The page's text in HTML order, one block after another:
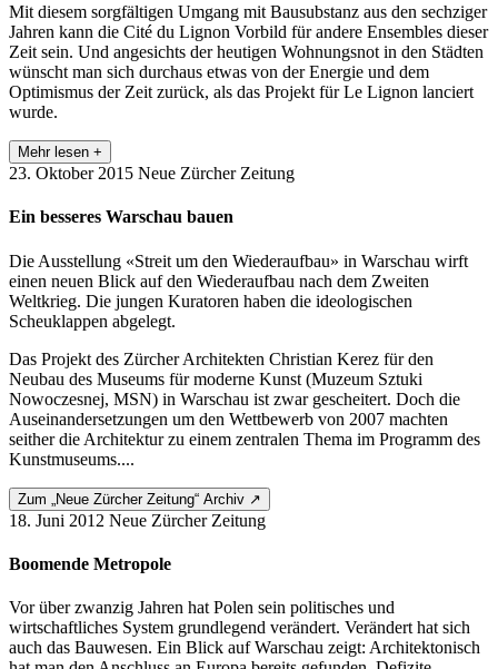
Mit diesem sorgfältigen Umgang mit Bausubstanz aus den sechziger
Jahren kann die Cité du Lignon Vorbild für andere Ensembles dieser
Zeit sein. Und angesichts der heutigen Wohnungsnot in den Städten
wünscht man sich durchaus etwas von der Energie und dem
Optimismus der Zeit zurück, als das Projekt für Le Lignon lanciert
wurde.
Mehr lesen +
23. Oktober 2015 Neue Zürcher Zeitung
Ein besseres Warschau bauen
Die Ausstellung «Streit um den Wiederaufbau» in Warschau wirft
einen neuen Blick auf den Wiederaufbau nach dem Zweiten
Weltkrieg. Die jungen Kuratoren haben die ideologischen
Scheuklappen abgelegt.
Das Projekt des Zürcher Architekten Christian Kerez für den
Neubau des Museums für moderne Kunst (Muzeum Sztuki
Nowoczesnej, MSN) in Warschau ist zwar gescheitert. Doch die
Auseinandersetzungen um den Wettbewerb von 2007 machten
seither die Architektur zu einem zentralen Thema im Programm des
Kunstmuseums....
Zum „Neue Zürcher Zeitung“ Archiv ↗
18. Juni 2012 Neue Zürcher Zeitung
Boomende Metropole
Vor über zwanzig Jahren hat Polen sein politisches und
wirtschaftliches System grundlegend verändert. Verändert hat sich
auch das Bauwesen. Ein Blick auf Warschau zeigt: Architektonisch